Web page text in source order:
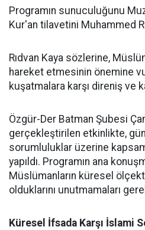
Programın sunuculuğunu
Kur'an tilavetini Muhammed
Rıdvan Kaya sözlerine,
hareket etmesinin önemine
kuşatmalara karşı direniş ve
Özgür-Der Batman Şubesi
gerçekleştirilen etkinlikte,
sorumluluklar üzerine
yapıldı. Programın ana
Müslümanların küresel
olduklarını unutmamaları
Küresel İfsada Karşı İslami